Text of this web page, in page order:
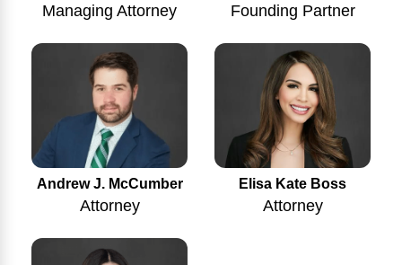
Managing Attorney Founding Partner
Andrew J. McCumber
Attorney
Elisa Kate Boss
Attorney